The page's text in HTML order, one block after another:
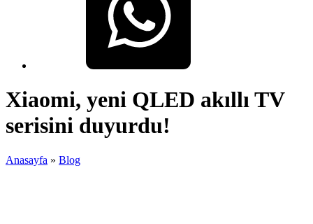
Xiaomi, yeni QLED akıllı TV
serisini duyurdu!
Anasayfa » Blog